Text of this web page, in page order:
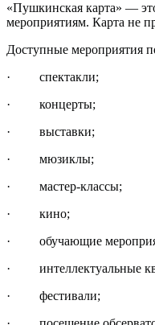
«Пушкинская карта» —
мероприятиям. Карта не
Доступные мероприятия
· спектакли;
· концерты;
· выставки;
· мюзиклы;
· мастер-классы;
· кино;
· обучающие
· интеллектуальные
· фестивали;